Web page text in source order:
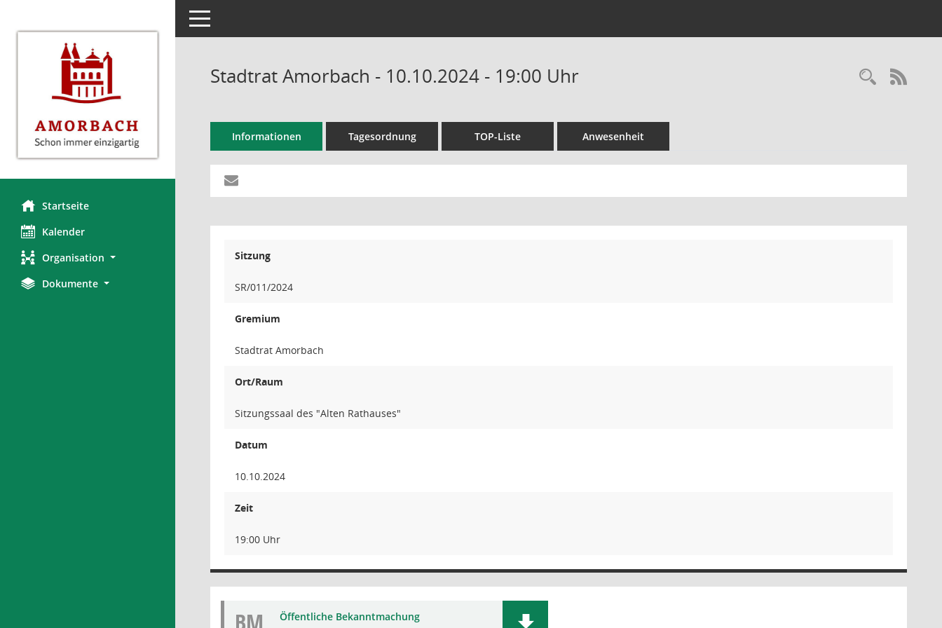
Startseite
Kalender
Organisation
Dokumente
Toggle navigation
Stadtrat Amorbach - 10.10.2024 - 19:00 Uhr
Informationen Tagesordnung TOP-Liste Anwesenheit
Sitzung
SR/011/2024
Gremium
Stadtrat Amorbach
Ort/Raum
Sitzungssaal des "Alten Rathauses"
Datum
10.10.2024
Zeit
19:00 Uhr
Öffentliche Bekanntmachung